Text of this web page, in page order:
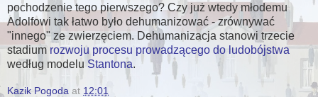
pochodzenie tego pierwszego? Czy już wtedy młodemu
Adolfowi tak łatwo było dehumanizować - zrównywać
"innego" ze zwierzęciem. Dehumanizacja stanowi trzecie
stadium rozwoju procesu prowadzącego do ludobójstwa
według modelu Stantona.
Kazik Pogoda at 12:01